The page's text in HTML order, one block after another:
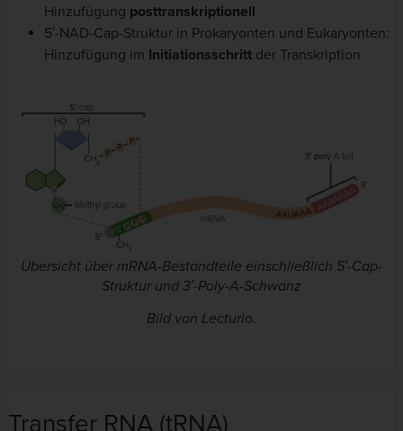
Hinzufügung posttranskriptionell
5′-NAD-Cap-Struktur in Prokaryonten und Eukaryonten:
Hinzufügung im Initiationsschritt der Transkription
Übersicht über mRNA-Bestandteile einschließlich 5′-Cap-
Struktur und 3′-Poly-A-Schwanz
Bild von Lecturio.
Transfer RNA (tRNA)